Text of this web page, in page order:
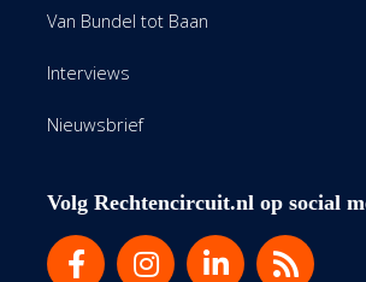
Van Bundel tot Baan
Interviews
Nieuwsbrief
Volg Rechtencircuit.nl op social